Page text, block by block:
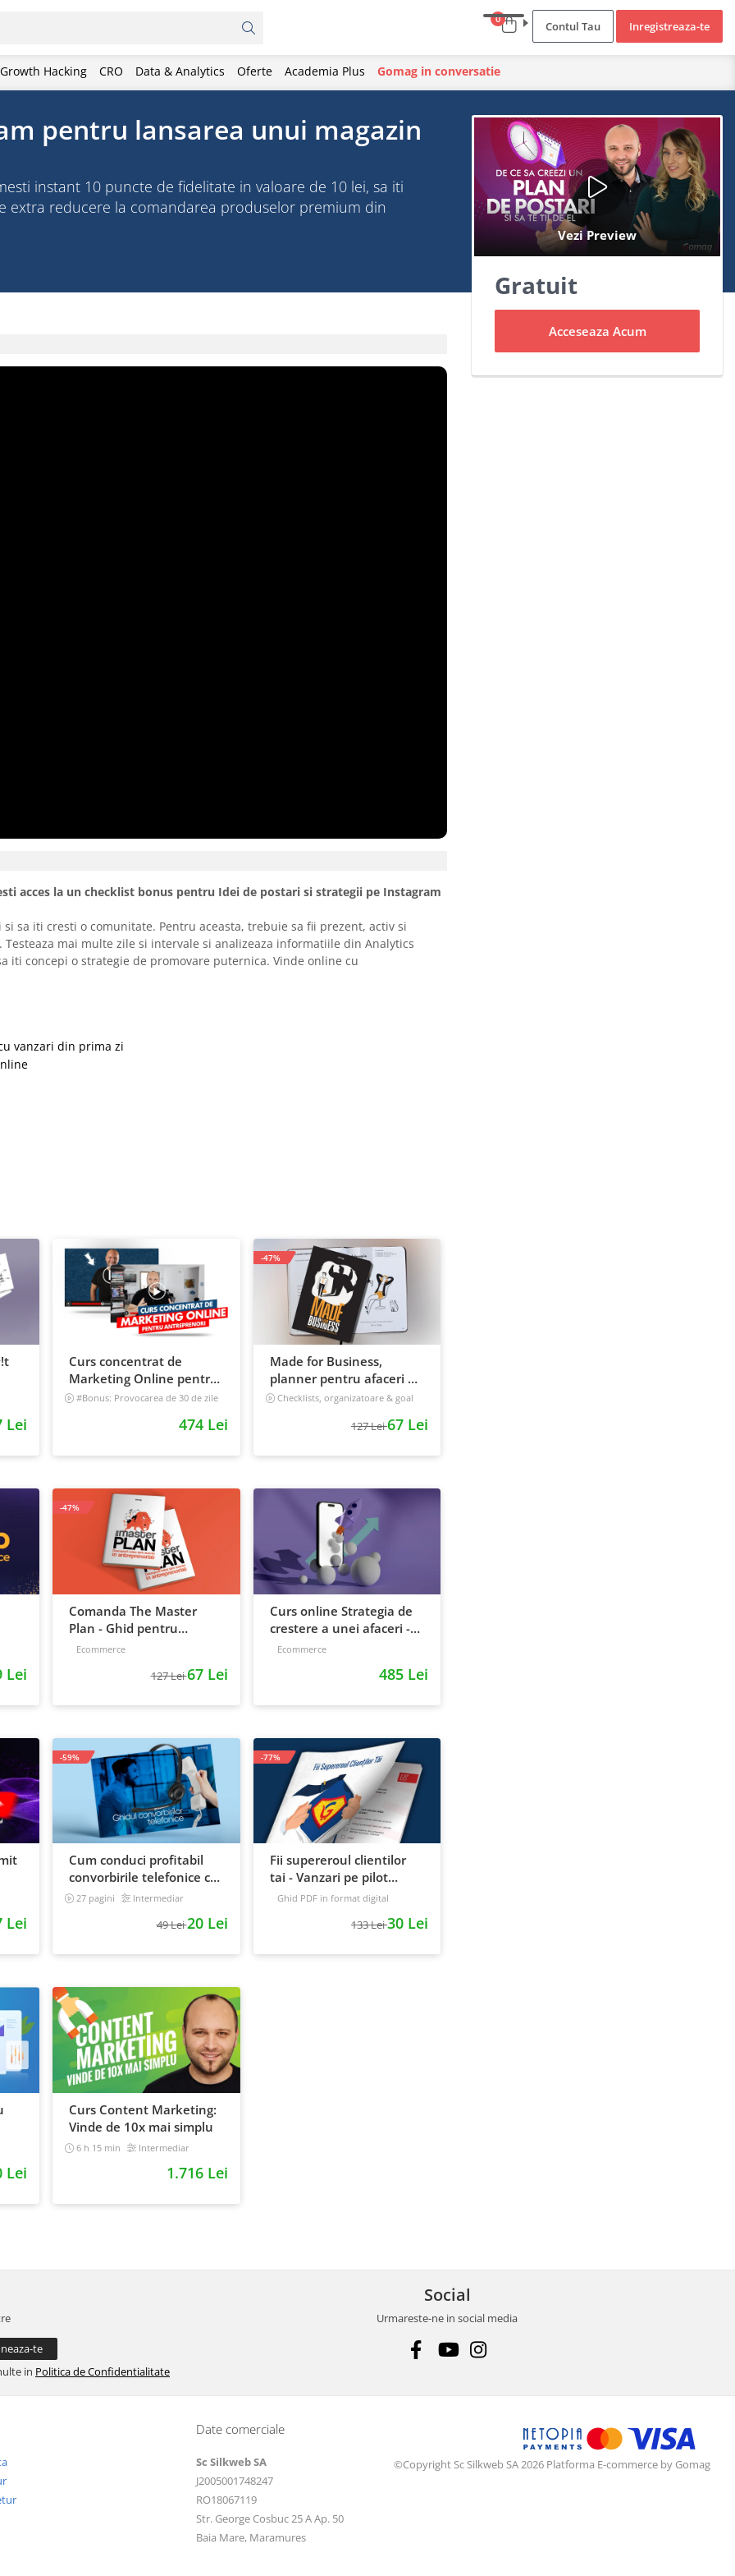
0
Contul Tau Inregistreaza-te
Growth Hacking CRO Data & Analytics Oferte Academia Plus Gomag in conversatie
pentru lansarea unui magazin
instant 10 puncte de fidelitate in valoare de 10 lei, sa iti
extra reducere la comandarea produselor premium din
Gratuit
Acceseaza Acum
acces la un checklist bonus pentru Idei de postari si strategii pe Instagram
sa iti cresti o comunitate. Pentru aceasta, trebuie sa fii prezent, activ si
mai multe zile si intervale si analizeaza informatiile din Analytics
concepi o strategie de promovare puternica. Vinde online cu
vanzari din prima zi
Lei
Curs concentrat de
Marketing Online pentru
antreprenori
#Bonus: Provocarea de 30 de zile
474 Lei
Made for Business,
planner pentru afaceri &
viata, nedatat, 240 pagini
Checklists, organizatoare & goal
127 Lei67 Lei
-47%
Lei
Comanda The Master
Plan - Ghid pentru
antreprenori, 138 pagini
Ecommerce
127 Lei67 Lei
-47%
Curs online Strategia de
crestere a unei afaceri -
de la idee, la retentie si
Ecommerce
485 Lei
Lei
Cum conduci profitabil
convorbirile telefonice cu
clientii
27 pagini Intermediar
49 Lei20 Lei
-59%
Fii supereroul clientilor
tai - Vanzari pe pilot
automat
Ghid PDF in format digital
133 Lei30 Lei
-77%
Lei
Curs Content Marketing:
Vinde de 10x mai simplu
6 h 15 min Intermediar
1.716 Lei
in Politica de Confidentialitate
Social
Urmareste-ne in social media
Date comerciale
Sc Silkweb SA
J2005001748247
RO18067119
Str. George Cosbuc 25 A Ap. 50
Baia Mare, Maramures
©Copyright Sc Silkweb SA 2026 Platforma E-commerce by Gomag